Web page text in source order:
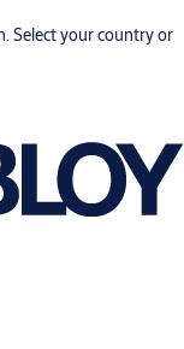
Select your country or